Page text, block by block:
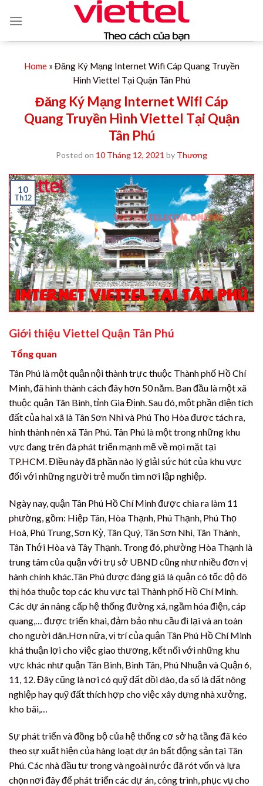
Home» Đăng Ký Mạng Internet Wifi Cáp Quang Truyền
Hình Viettel Tại Quận Tân Phú
Đăng Ký Mạng Internet Wifi Cáp
Quang Truyền Hình Viettel Tại Quận
Tân Phú
Posted on 10 Tháng 12, 2021 by Thương
10
Th12
Giới thiệu Viettel Quận Tân Phú
Tổng quan
Tân Phú là một quận nội thành trực thuộc Thành phố Hồ Chí
Minh, đã hình thành cách đây hơn 50 năm. Ban đầu là một xã
thuộc quận Tân Bình, tỉnh Gia Định. Sau đó, một phần diện tích
đất của hai xã là Tân Sơn Nhì và Phú Thọ Hòa được tách ra,
hình thành nên xã Tân Phú. Tân Phú là một trong những khu
vực đang trên đà phát triển mạnh mẽ về mọi mặt tại
TP.HCM. Điều này đã phần nào lý giải sức hút của khu vực
đối với những người trẻ muốn tìm nơi lập nghiệp.
Ngày nay, quận Tân Phú Hồ Chí Minh được chia ra làm 11
phường, gồm: Hiệp Tân, Hòa Thạnh, Phú Thạnh, Phú Thọ
Hoà, Phú Trung, Sơn Kỳ, Tân Quý, Tân Sơn Nhì, Tân Thành,
Tân Thới Hòa và Tây Thạnh. Trong đó, phường Hòa Thạnh là
trung tâm của quận với trụ sở UBND cũng như nhiều đơn vị
hành chính khác.Tân Phú được đáng giá là quận có tốc độ đô
thị hóa thuộc top các khu vực tại Thành phố Hồ Chí Minh.
Các dự án nâng cấp hệ thống đường xá, ngầm hóa điện, cáp
quang,… được triển khai, đảm bảo nhu cầu đi lại và an toàn
cho người dân.Hơn nữa, vị trí của quận Tân Phú Hồ Chí Minh
khá thuận lợi cho việc giao thương, kết nối với những khu
vực khác như quận Tân Bình, Bình Tân, Phú Nhuận và Quận 6,
11, 12. Đây cũng là nơi có quỹ đất dồi dào, đa số là đất nông
nghiệp hay quỹ đất thích hợp cho việc xây dựng nhà xưởng,
kho bãi,…
Sự phát triển và đồng bộ của hệ thống cơ sở hạ tầng đã kéo
theo sự xuất hiện của hàng loạt dự án bất động sản tại Tân
Phú. Các nhà đầu tư trong và ngoài nước đã rót vốn và lựa
chọn nơi đây để phát triển các dự án, công trình, phục vụ cho